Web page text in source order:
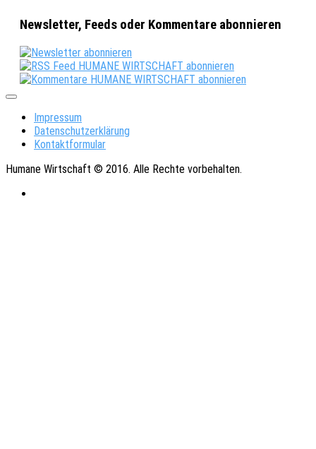
Newsletter, Feeds oder Kommentare abonnieren
Impressum
Datenschutzerklärung
Kontaktformular
Humane Wirtschaft © 2016. Alle Rechte vorbehalten.